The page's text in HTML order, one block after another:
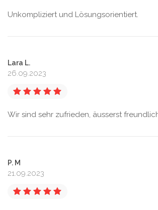
Unkompliziert und Lösungsorientiert.
Lara L.
26.09.2023
Wir sind sehr zufrieden, äusserst
P. M
21.09.2023